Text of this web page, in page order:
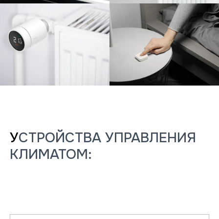
УСТРОЙСТВА УПРАВЛЕНИЯ
КЛИМАТОМ: